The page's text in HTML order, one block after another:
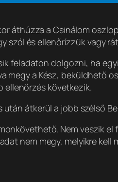
áthúzza a Csinálom
szól és ellenőrízzük vagy
feladaton dolgozni, ha
megy a Kész, beküldhető
ellenőrzés következik.
átkerül a jobb szélső
Nem veszik
nem megy, melyikre kell